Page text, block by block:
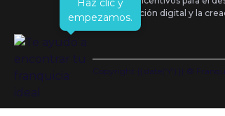
transformación digital y la
Copyright {{ date('Y') }} ®
Haz clic y
empezamos.